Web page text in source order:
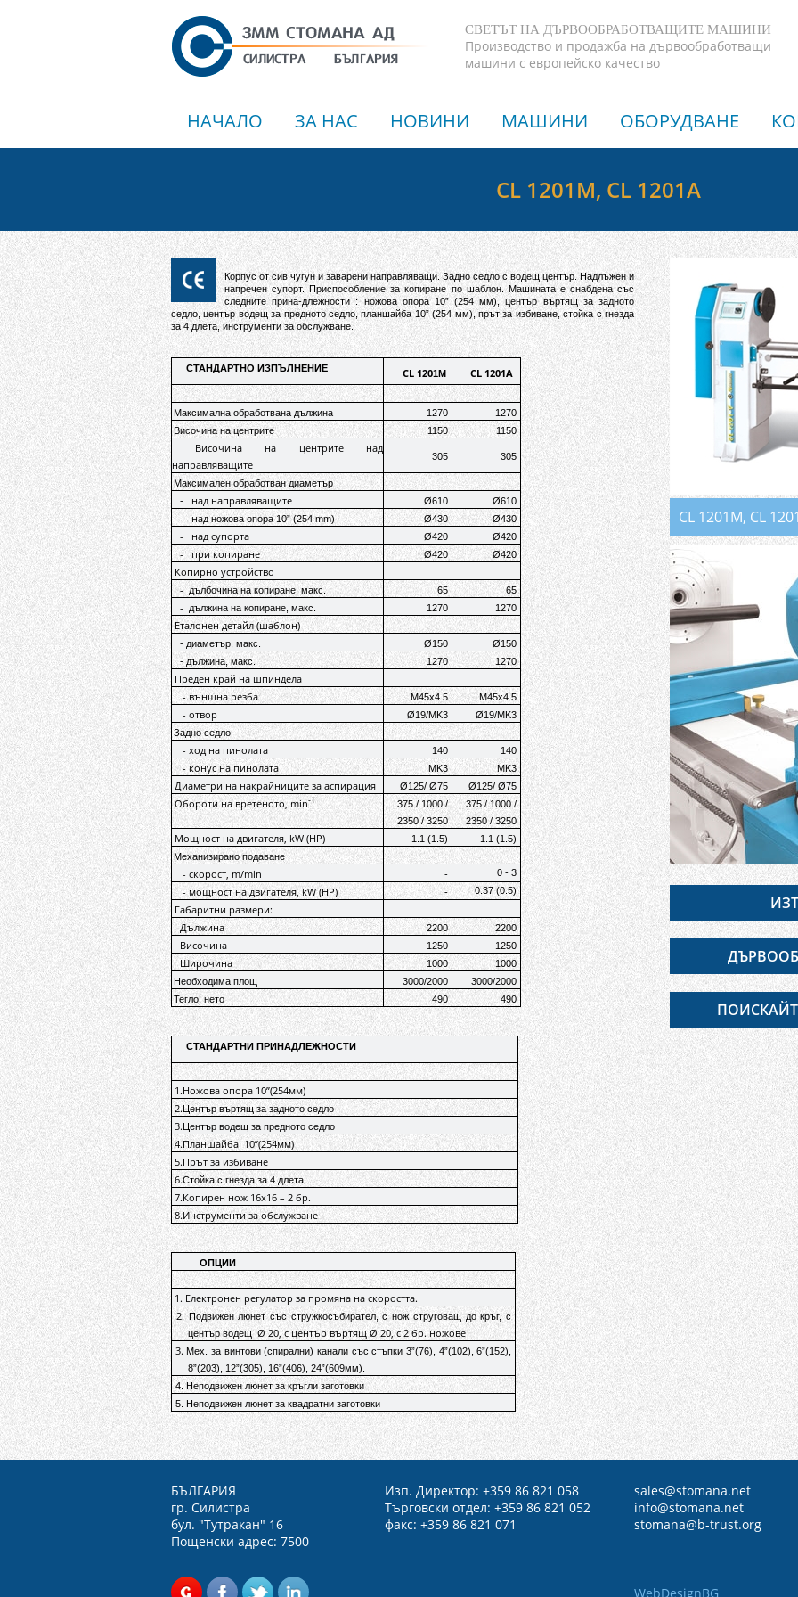
СВЕТЪТ НА ДЪРВООБРАБОТВАЩИТЕ МАШИНИ
Производство и продажба на дървообработващи
машини с европейско качество
НАЧАЛО ЗА НАС НОВИНИ МАШИНИ ОБОРУДВАНЕ
CL 1201M, CL 1201A
Корпус от сив чугун и заварени направляващи. Задно седло с водещ център. Надлъжен и
напречен супорт. Приспособление за копиране по шаблон. Машината е снабдена със
следните прина-длежности : ножова опора 10” (254 мм), център въртящ за задното
седло, център водещ за предното седло, планшайба 10” (254 мм), прът за избиване, стойка с гнезда
за 4 длета, инструменти за обслужване.
СТАНДАРТНО ИЗПЪЛНЕНИЕ CL 1201M CL 1201A
Максимална обработвана дължина 1270
1270
Височина на центрите
1150 1150
Височина на центрите над
направляващите
305 305
Максимален обработван диаметър
-
над направляващите Ø610 Ø610
- надножова опора 10” (254 mm) Ø430 Ø430
- над супорта Ø420 Ø420
- при копиране Ø420 Ø420
Копирно устройство
-
дълбочина на копиране, макс. 65 65
- дължина на копиране, макс. 1270 1270
Еталонен детайл (шаблон)
- диаметър, макс. Ø150
Ø150
- дължина, макс.
1270 1270
Преден край на шпиндела
- външна резба
M45x4.5 M45x4.5
- отвор Ø19/MK3
Ø19/MK3
Задно седло
- ход на пинолата 140 140
- конус на пинолата MK3 MK3
Диаметри на накрайниците за аспирация Ø125/ Ø75 Ø125/ Ø75
Обороти на вретеното, min-1
375 / 1000 /
2350 / 3250
375 / 1000 /
2350 / 3250
Мощност на двигателя, kW (HP) 1.1 (1.5)
1.1 (1.5)
Механизирано подаване
- скорост, m/min - 0 - 3
- мощност на двигателя, kW (HP) - 0.37 (0.5)
Габаритни размери:
Дължина
2200 2200
Височина 1250 1250
Широчина 1000
1000
Необходима площ
3000/2000
3000/2000
Тегло, нето
490 490
СТАНДАРТНИ ПРИНАДЛЕЖНОСТИ
1.Ножова опора 10”(254мм)
2.Център въртящ за задното седло
3.Център водещ за предното седло
4.Планшайба 10”(254мм)
5.Прът за избиване
6.Стойка с гнезда за 4 длета
7.Копирен нож 16x16 – 2 бр.
8.Инструменти за обслужване
ОПЦИИ
1. Електронен регулатор за промяна на скоростта.
2.Подвижен люнет със стружкосъбирател, с нож струговащ до кръг, с
център водещ
Ø 20, с център въртящ Ø 20, с 2 бр. ножове
3. Мех. за винтови (спирални) канали със стъпки 3”(76), 4”(102), 6”(152),
8”(203), 12”(305), 16”(406), 24”(609мм).
4. Неподвижен люнет за кръгли заготовки
5. Неподвижен люнет за квадратни заготовки
CL 1201M, CL
БЪЛГАРИЯ
гр. Силистра
бул. "Тутракан" 16
Пощенски адрес: 7500
Изп. Директор: +359 86 821 058
Търговски отдел: +359 86 821 052
факс: +359 86 821 071
sales@stomana.net
info@stomana.net
stomana@b-trust.org
WebDesignBG